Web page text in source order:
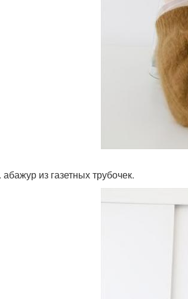
абажур из газетных трубочек.